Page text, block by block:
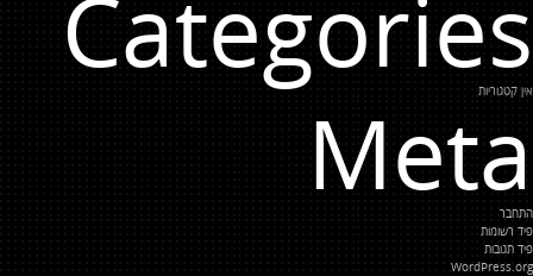
Categories
אין קטגוריות
Meta
התחבר
פיד רשומות
פיד תגובות
WordPress.org